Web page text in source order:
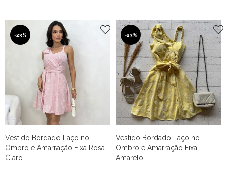
-23%
Vestido Bordado Laço no
Ombro e Amarração Fixa Rosa
Claro
-23%
Vestido Bordado Laço no
Ombro e Amarração Fixa
Amarelo